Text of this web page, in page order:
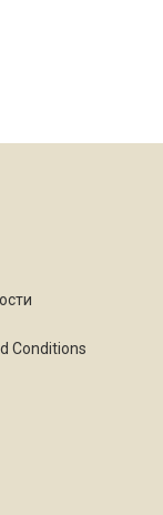
Conditions